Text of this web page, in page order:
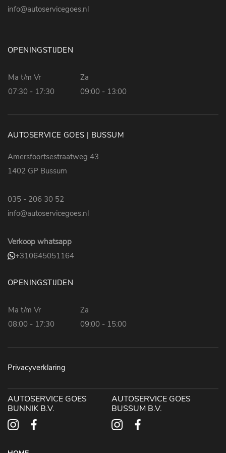
Autoservice Goes Bussum
hoofd airbag(s) achter
hoofdsteunen anti-whiplash
passagiersairbag
zij airbag(s) voor
info@autoservicegoes.nl
OPENINGSTIJDEN
Ma t/m Vr
07:30 - 17:30
Za
09:00 - 13:00
AUTOSERVICE GOES | BUSSUM
Amersfoortsestraatweg 43
1402 GP Bussum
035 - 206 30 52
info@autoservicegoes.nl
Verkoop whatsapp
+310645051164
OPENINGSTIJDEN
Ma t/m Vr
08:00 - 17:30
Za
09:00 - 15:00
Privacyverklaring
AUTOSERVICE GOES
BUNNIK B.V.
AUTOSERVICE GOES
BUSSUM B.V.